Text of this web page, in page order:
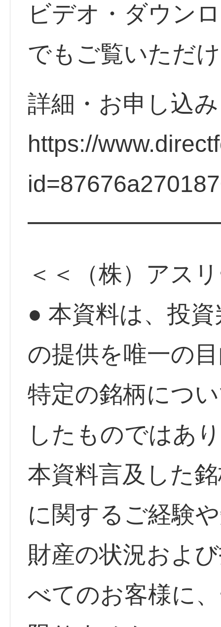
ビデオ・ダウン
でもご覧いただ
詳細・お申し
https://
＜＜（株）アス
● 本資料は、投
の提供を唯一の
特定の銘柄につ
したものではあ
本資料言及した
に関するご経験
財産の状況およ
べてのお客様に